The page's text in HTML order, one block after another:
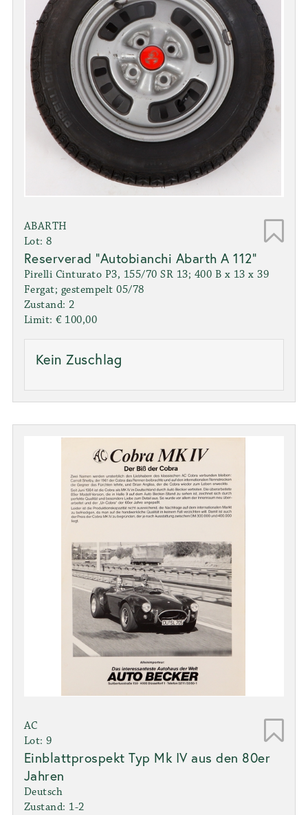
ABARTH
Lot: 8
Reserverad "Autobianchi Abarth A 112"
Pirelli Cinturato P3, 155/70 SR 13; 400 B x 13 x 39
Fergat; gestempelt 05/78
Zustand: 2
Limit: € 100,00
Kein Zuschlag
AC
Lot: 9
Einblattprospekt Typ Mk IV aus den 80er
Jahren
Deutsch
Zustand: 1-2